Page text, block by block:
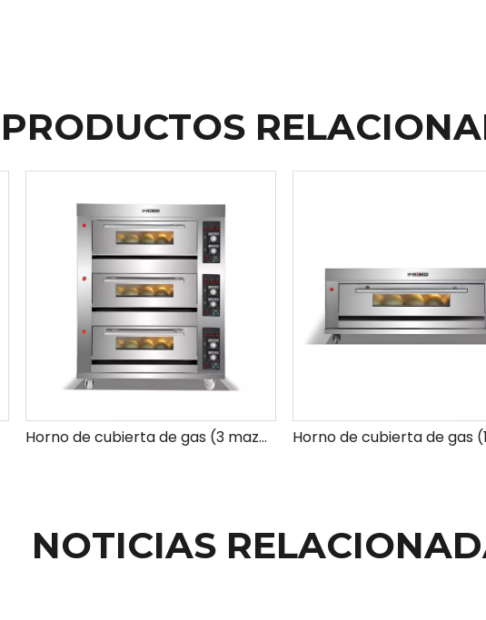
PRODUCTOS
Horno de cubierta de gas (3 mazos 6 bandejas)
NOTICIAS